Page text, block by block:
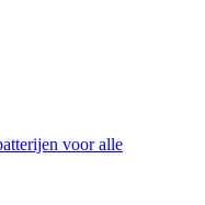
voor alle